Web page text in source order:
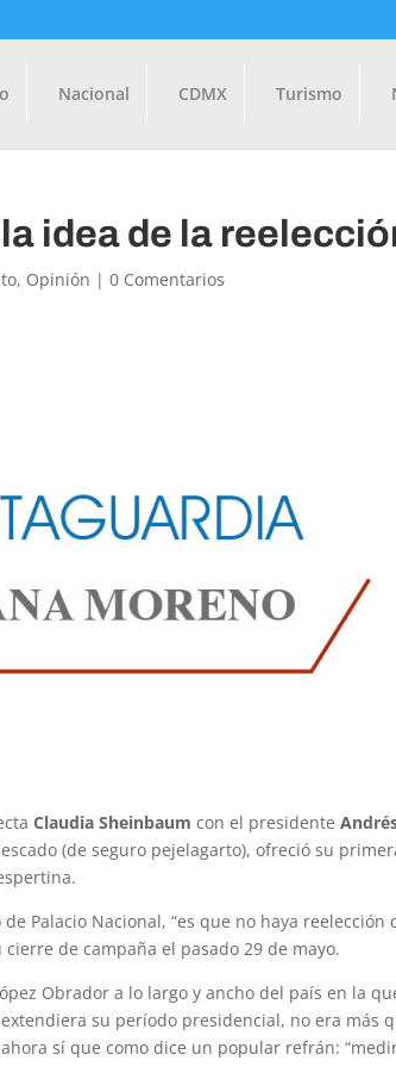
Nacional CDMX Turismo
idea de la
, Opinión |0 Comentarios
Claudia Sheinbaum con el presidente
(de seguro pejelagarto), ofreció su
Palacio Nacional, “es que no haya reelección
de campaña el pasado 29 de mayo.
Obrador a lo largo y ancho del país en la
su período presidencial, no era más
sí que como dice un popular refrán: